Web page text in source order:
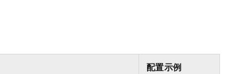
配置示例
而生
Max NEW
客户专享
AI 办公
AI智能应用，一键激活高效办公新体验
云工开物